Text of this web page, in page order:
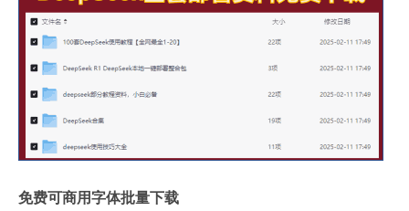
免费可商用字体批量下载